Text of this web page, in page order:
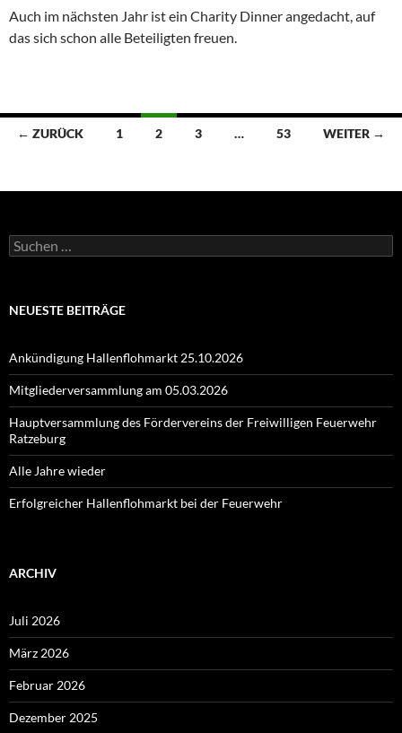
Auch im nächsten Jahr ist ein Charity Dinner angedacht, auf
das sich schon alle Beteiligten freuen.
Beitragsnavigation
← ZURÜCK 1 2 3 … 53 WEITER →
Suchen
nach:
NEUESTE BEITRÄGE
Ankündigung Hallenflohmarkt 25.10.2026
Mitgliederversammlung am 05.03.2026
Hauptversammlung des Fördervereins der Freiwilligen Feuerwehr
Ratzeburg
Alle Jahre wieder
Erfolgreicher Hallenflohmarkt bei der Feuerwehr
ARCHIV
Juli 2026
März 2026
Februar 2026
Dezember 2025